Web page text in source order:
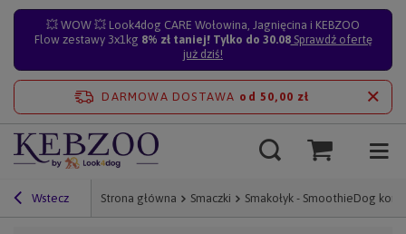
💥 WOW 💥 Look4dog CARE Wołowina, Jagnięcina i KEBZOO
Flow zestawy 3x1kg 8% zł taniej! Tylko do 30.08Sprawdź ofertę
już dziś!
DARMOWA DOSTAWA od 50,00 zł
Wstecz Strona główna Smaczki Smakołyk - SmoothieDog